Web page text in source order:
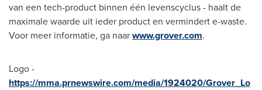
van een tech-product binnen één levenscyclus - haalt de
maximale waarde uit ieder product en vermindert e-waste.
Voor meer informatie, ga naarwww.grover.com.
Logo -
https://mma.prnewswire.com/media/1924020/Grover_Lo